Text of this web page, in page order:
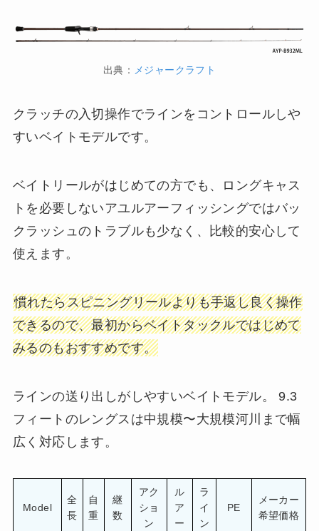
出典： メジャークラフト
クラッチの入切操作でラインをコントロールしや
すいベイトモデルです。
ベイトリールがはじめての方でも、ロングキャス
トを必要しないアユルアーフィッシングではバッ
クラッシュのトラブルも少なく、比較的安心して
使えます。
慣れたらスピニングリールよりも手返し良く操作
できるので、最初からベイトタックルではじめて
みるのもおすすめです。
ラインの送り出しがしやすいベイトモデル。 9.3
フィートのレングスは中規模〜大規模河川まで幅
広く対応します。
Model
全
長
自
重
継
数
アク
ショ
ン
ル
ア
ー
ラ
イ
ン
PE
メーカー
希望価格